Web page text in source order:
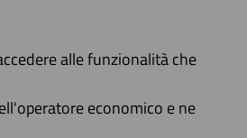
alle funzionalità che
economico e ne